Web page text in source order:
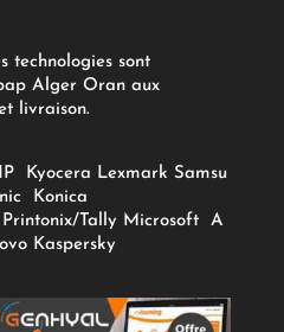
technologies sont
Alger Oran aux
livraison.
Kyocera Lexmark Samsu
Konica
Printonix/Tally Microsoft
A
Kaspersky